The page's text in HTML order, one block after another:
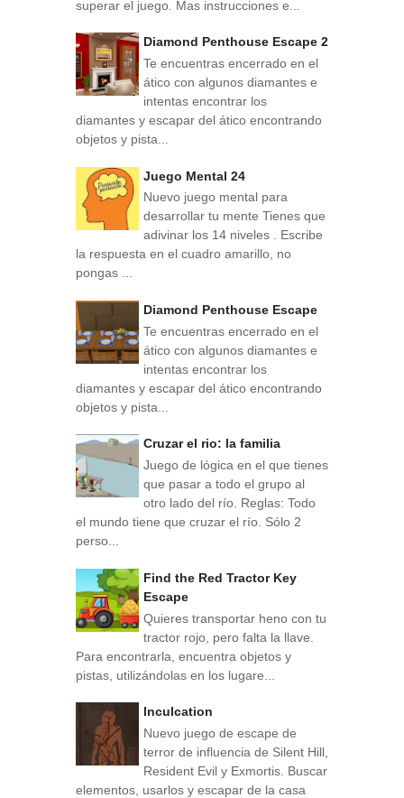
superar el juego. Mas instrucciones e...
Diamond Penthouse Escape 2
Te encuentras encerrado en el
ático con algunos diamantes e
intentas encontrar los
diamantes y escapar del ático encontrando
objetos y pista...
Juego Mental 24
Nuevo juego mental para
desarrollar tu mente Tienes que
adivinar los 14 niveles . Escribe
la respuesta en el cuadro amarillo, no
pongas ...
Diamond Penthouse Escape
Te encuentras encerrado en el
ático con algunos diamantes e
intentas encontrar los
diamantes y escapar del ático encontrando
objetos y pista...
Cruzar el rio: la familia
Juego de lógica en el que tienes
que pasar a todo el grupo al
otro lado del río. Reglas: Todo
el mundo tiene que cruzar el río. Sólo 2
perso...
Find the Red Tractor Key
Escape
Quieres transportar heno con tu
tractor rojo, pero falta la llave.
Para encontrarla, encuentra objetos y
pistas, utilizándolas en los lugare...
Inculcation
Nuevo juego de escape de
terror de influencia de Silent Hill,
Resident Evil y Exmortis. Buscar
elementos, usarlos y escapar de la casa